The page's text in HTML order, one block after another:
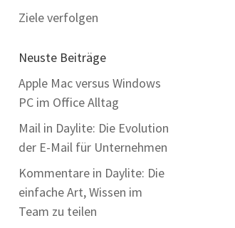
Ziele verfolgen
Neuste Beiträge
Apple Mac versus Windows
PC im Office Alltag
Mail in Daylite: Die Evolution
der E-Mail für Unternehmen
Kommentare in Daylite: Die
einfache Art, Wissen im
Team zu teilen